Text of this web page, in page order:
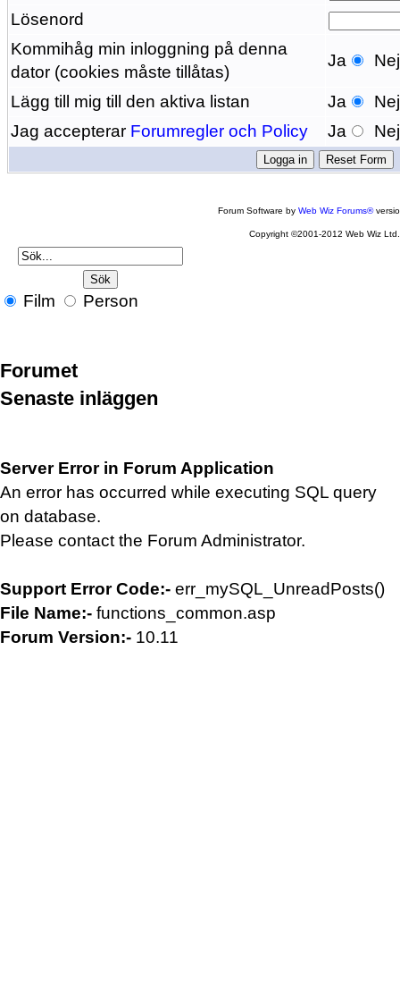
Lösenord
Kommihåg min inloggning på denna
dator (cookies måste tillåtas)
Ja Nej
Lägg till mig till den aktiva listan Ja
Nej
Jag accepterar Forumregler och Policy Ja Nej
Forum Software byWeb Wiz Forums®
Copyright ©2001-2012 Web Wiz Ltd.
Film Person
Forumet
Senaste inläggen
Server Error in Forum Application
An error has occurred while executing SQL query
on database.
Please contact the Forum Administrator.
Support Error Code:- err_mySQL_UnreadPosts()
File Name:- functions_common.asp
Forum Version:- 10.11